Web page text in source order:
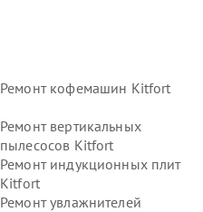
Ремонт кофемашин Kitfort
Ремонт вертикальных
пылесосов Kitfort
Ремонт индукционных плит
Kitfort
Ремонт увлажнителей